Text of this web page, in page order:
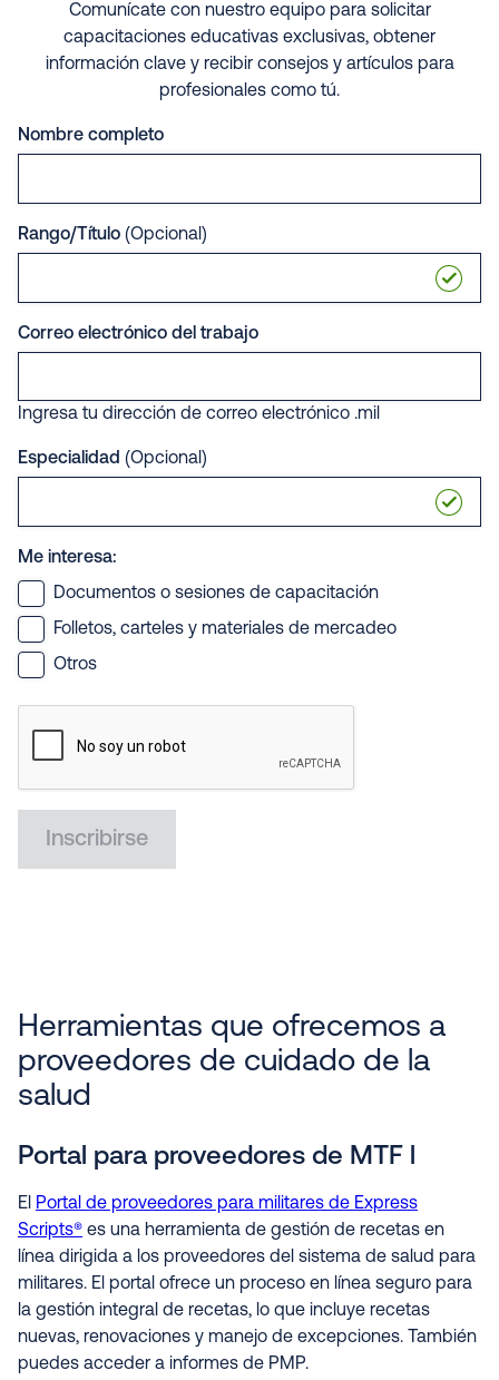
Comunícate con nuestro equipo para solicitar
capacitaciones educativas exclusivas, obtener
información clave y recibir consejos y artículos para
profesionales como tú.
Nombre completo
Rango/Título (Opcional)
Correo electrónico del trabajo
Ingresa tu dirección de correo electrónico .mil
Especialidad (Opcional)
Me interesa:
Documentos o sesiones de capacitación
Folletos, carteles y materiales de mercadeo
Otros
Herramientas que ofrecemos a
proveedores de cuidado de la
salud
Portal para proveedores de MTF l
El Portal de proveedores para militares de Express
Scripts® es una herramienta de gestión de recetas en
línea dirigida a los proveedores del sistema de salud para
militares. El portal ofrece un proceso en línea seguro para
la gestión integral de recetas, lo que incluye recetas
nuevas, renovaciones y manejo de excepciones. También
puedes acceder a informes de PMP.